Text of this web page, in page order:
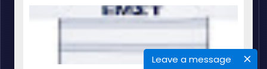
Leave a message